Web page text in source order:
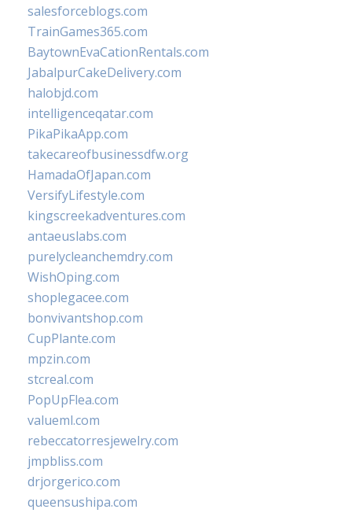
salesforceblogs.com
TrainGames365.com
BaytownEvaCationRentals.com
JabalpurCakeDelivery.com
halobjd.com
intelligenceqatar.com
PikaPikaApp.com
takecareofbusinessdfw.org
HamadaOfJapan.com
VersifyLifestyle.com
kingscreekadventures.com
antaeuslabs.com
purelycleanchemdry.com
WishOping.com
shoplegacee.com
bonvivantshop.com
CupPlante.com
mpzin.com
stcreal.com
PopUpFlea.com
valueml.com
rebeccatorresjewelry.com
jmpbliss.com
drjorgerico.com
queensushipa.com